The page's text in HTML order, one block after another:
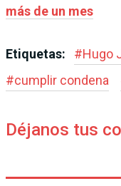
más de un mes
Etiquetas: #Hugo
#cumplir condena
Déjanos tus